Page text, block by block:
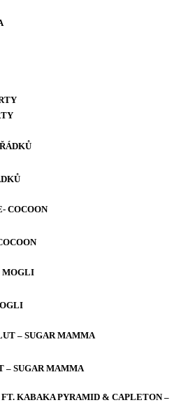
– SUGAR MAMMA